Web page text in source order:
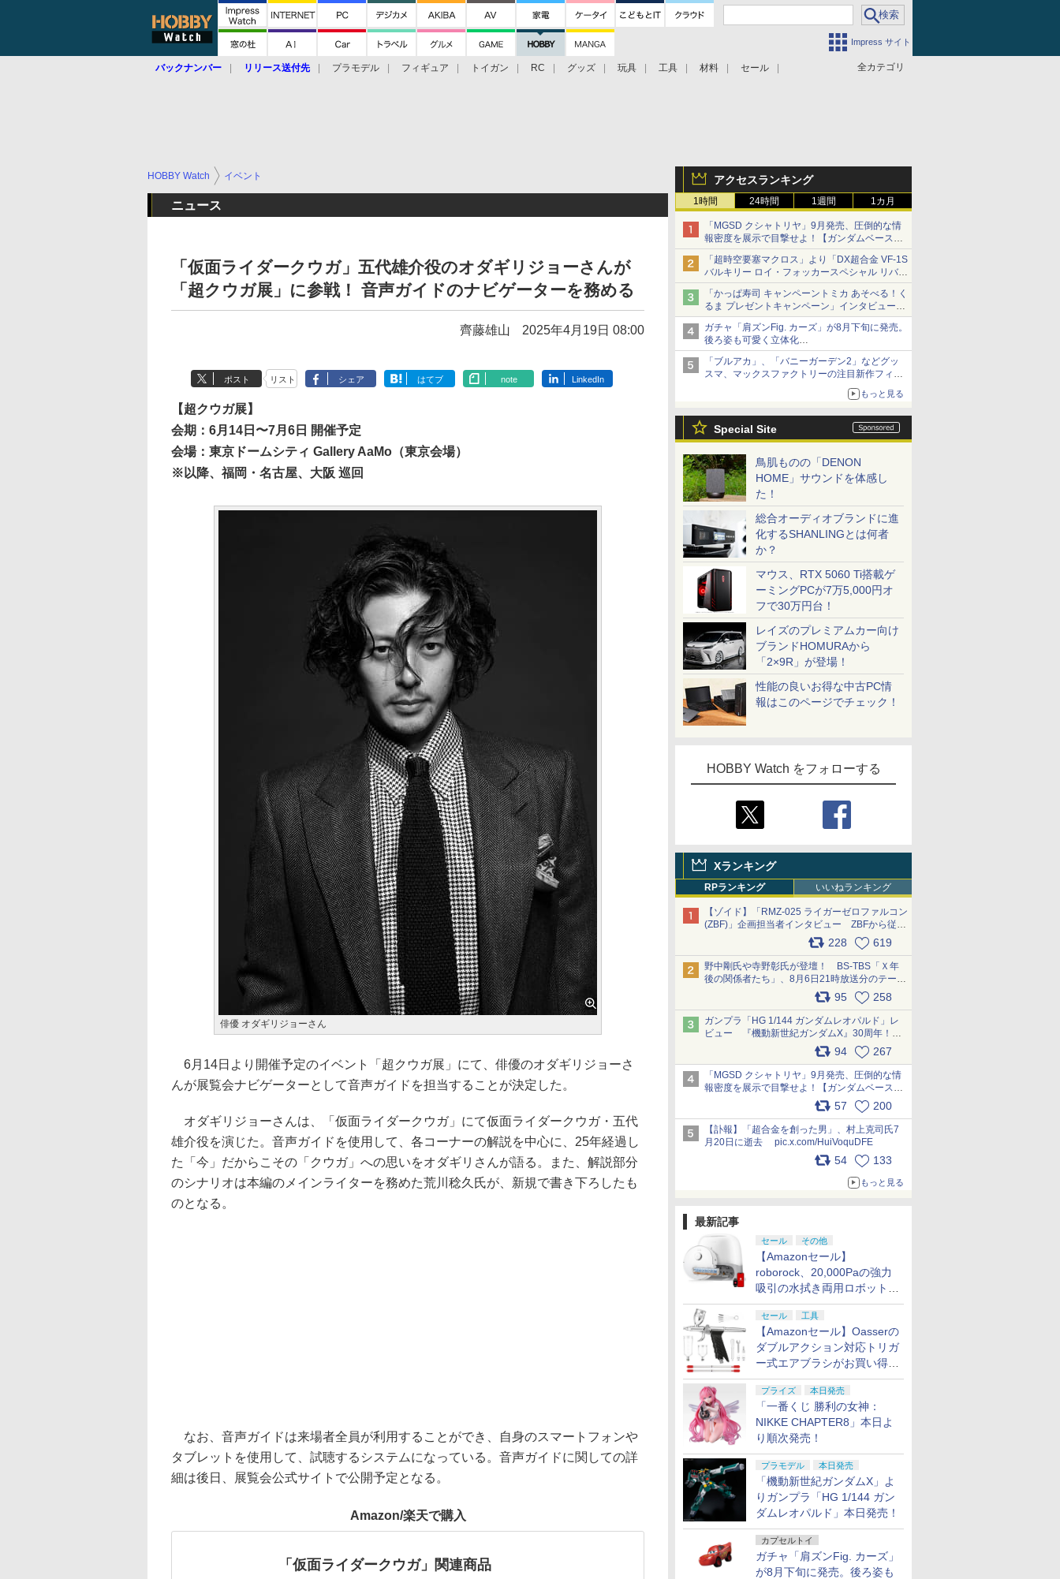
Impress サイト
全カテゴリ
バックナンバー リリース送付先 プラモデル フィギュア トイガン RC グッズ 玩具 工具 材料 セール
アクセスランキング
1時間 24時間 1週間 1カ月
「MGSD クシャトリヤ」9月発売、圧倒的な情
報密度を展示で目撃せよ！【ガンダムベース撮
り下ろし】
「超時空要塞マクロス」より「DX超合金 VF-1S
バルキリー ロイ・フォッカースペシャル リバイ
バルVer.」本日発売！
「かっぱ寿司 キャンペーントミカ あそべる！く
るま プレゼントキャンペーン」インタビュー
子どもが楽しめるかっぱ寿司ならではの体験と
コラボの楽しさを追求
ガチャ「肩ズンFig. カーズ」が8月下旬に発売。
後ろ姿も可愛く立体化
ライトニング・マックィーンやメーターなど4
種がラインナップ
「ブルアカ」、「バニーガーデン2」などグッ
スマ、マックスファクトリーの注目新作フィギ
ュアが展示【ホビーメーカー合同展示会】
もっと見る
Special Site
鳥肌ものの「DENON
HOME」サウンドを体感し
た！
総合オーディオブランドに進
化するSHANLINGとは何者
か？
マウス、RTX 5060 Ti搭載ゲ
ーミングPCが7万5,000円オ
フで30万円台！
レイズのプレミアムカー向け
ブランドHOMURAから
「2×9R」が登場！
性能の良いお得な中古PC情
報はこのページでチェック！
HOBBY Watch をフォローする
Xランキング
RPランキング いいねランキング
【ゾイド】「RMZ-025 ライガーゼロファルコン
(ZBF)」企画担当者インタビュー ZBFから従来
デザインまで再現可能なボリューム満点のキッ
ト pic.x.com/6zOqQAQKkX
228 619
野中剛氏や寺野彰氏が登壇！ BS-TBS「Ｘ年
後の関係者たち」、8月6日21時放送分のテーマ
は「超合金」！ pic.x.com/uWyt1uyuFm
95 258
ガンプラ「HG 1/144 ガンダムレオパルド」レ
ビュー 『機動新世紀ガンダムX』30周年！イ
ンナーアームガトリングの変形機構まで再現し
最新フォーマットでキット化！
pic.x.com/nszPIDTpbg
94 267
「MGSD クシャトリヤ」9月発売、圧倒的な情
報密度を展示で目撃せよ！【ガンダムベース撮
り下ろし】 pic.x.com/3rPjsfk7qZ
57 200
【訃報】「超合金を創った男」、村上克司氏7
月20日に逝去 pic.x.com/HuiVoquDFE
54 133
もっと見る
最新記事
セール その他
【Amazonセール】
roborock、20,000Paの強力
吸引の水拭き両用ロボット掃
除機「Qrevo Curv 2 Flow」
がお買い得！
セール 工具
【Amazonセール】Oasserの
ダブルアクション対応トリガ
ー式エアブラシがお買い得価
格で登場！
プライズ 本日発売
「一番くじ 勝利の女神：
NIKKE CHAPTER8」本日よ
り順次発売！
プラモデル 本日発売
「機動新世紀ガンダムX」よ
りガンプラ「HG 1/144 ガン
ダムレオパルド」本日発売！
カプセルトイ
ガチャ「肩ズンFig. カーズ」
が8月下旬に発売。後ろ姿も
HOBBY Watch イベント
ニュース
「仮面ライダークウガ」五代雄介役のオダギリジョーさんが
「超クウガ展」に参戦！ 音声ガイドのナビゲーターを務める
齊藤雄山 2025年4月19日 08:00
ポスト リスト シェア はてブ note LinkedIn
【超クウガ展】
会期：6月14日〜7月6日 開催予定
会場：東京ドームシティ Gallery AaMo（東京会場）
※以降、福岡・名古屋、大阪 巡回
俳優 オダギリジョーさん
6月14日より開催予定のイベント「超クウガ展」にて、俳優のオダギリジョーさ
んが展覧会ナビゲーターとして音声ガイドを担当することが決定した。
オダギリジョーさんは、「仮面ライダークウガ」にて仮面ライダークウガ・五代
雄介役を演じた。音声ガイドを使用して、各コーナーの解説を中心に、25年経過し
た「今」だからこその「クウガ」への思いをオダギリさんが語る。また、解説部分
のシナリオは本編のメインライターを務めた荒川稔久氏が、新規で書き下ろしたも
のとなる。
なお、音声ガイドは来場者全員が利用することができ、自身のスマートフォンや
タブレットを使用して、試聴するシステムになっている。音声ガイドに関しての詳
細は後日、展覧会公式サイトで公開予定となる。
Amazon/楽天で購入
「仮面ライダークウガ」関連商品